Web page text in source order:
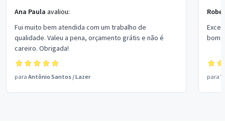
Ana Paula avaliou:
Fui muito bem atendida com um trabalho de
qualidade. Valeu a pena, orçamento grátis e não é
careiro. Obrigada!
para Antônio Santos /Lazer
bom
para